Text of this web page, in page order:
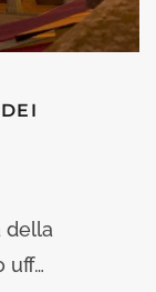
della
uff…